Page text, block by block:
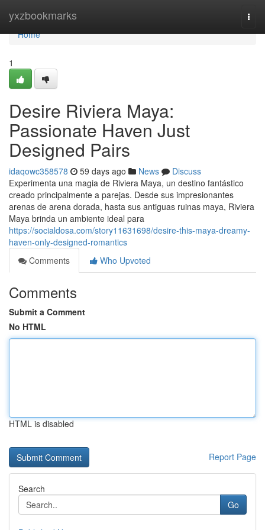
yxzbookmarks
Home
Home
1
Desire Riviera Maya:
Passionate Haven Just
Designed Pairs
idaqowc358578 59 days ago News
Discuss
Experimenta una magia de Riviera Maya, un destino fantástico
creado principalmente a parejas. Desde sus impresionantes
arenas de arena dorada, hasta sus antiguas ruinas maya, Riviera
Maya brinda un ambiente ideal para
https://socialdosa.com/story11631698/desire-this-maya-dreamy-
haven-only-designed-romantics
Comments
Who Upvoted
Comments
Submit a Comment
No HTML
HTML is disabled
Report Page
Search
Go